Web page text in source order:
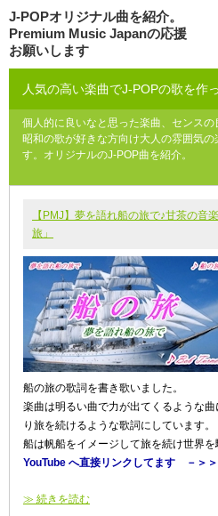
J-POPオリジナル曲を紹介。
Premium Music Japanの応援
お願いします
人気の高い楽曲でJ-POPの歌を作
個人的に良いなと思った楽曲、センスの
昭和の歌が好きな方向け大人の雰囲気
す。オリジナルのJ-POP曲を紹介。
【PMJ】夢を語れ船の旅で♪甘茶の音
旅」
船の旅の歌詞を書き歌いました。
楽曲は明るい曲で力が出てくるような
り旅を続けるような歌詞にしています。
船は帆船をイメージして旅を続け世界を
YouTube へ直接リンクしてます －＞＞
≫ 続きを読む